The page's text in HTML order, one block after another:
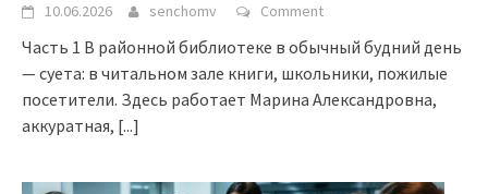
10.06.2026 senchomv Comment
Часть 1 В районной библиотеке в обычный будний день
— суета: в читальном зале книги, школьники, пожилые
посетители. Здесь работает Марина Александровна,
аккуратная, [...]